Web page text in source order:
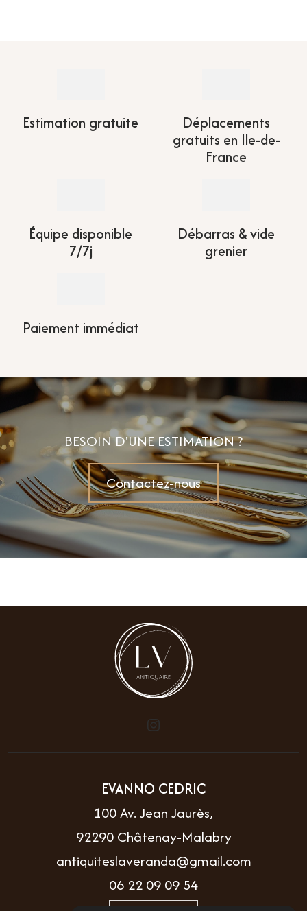
Estimation gratuite
Déplacements
gratuits en Ile-de-
France
Équipe disponible
7/7j
Débarras & vide
grenier
Paiement immédiat
BESOIN D'UNE ESTIMATION ?
Contactez-nous
EVANNO CEDRIC
100 Av. Jean Jaurès,
92290 Châtenay-Malabry
antiquiteslaveranda@gmail.com
06 22 09 09 54